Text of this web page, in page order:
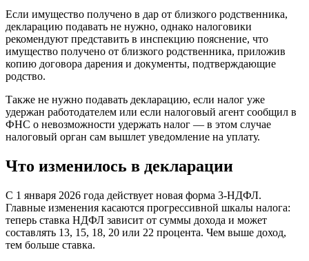
Если имущество получено в дар от близкого родственника,
декларацию подавать не нужно, однако налоговики
рекомендуют представить в инспекцию пояснение, что
имущество получено от близкого родственника, приложив
копию договора дарения и документы, подтверждающие
родство.
Также не нужно подавать декларацию, если налог уже
удержан работодателем или если налоговый агент сообщил в
ФНС о невозможности удержать налог — в этом случае
налоговый орган сам вышлет уведомление на уплату.
Что изменилось в декларации
С 1 января 2026 года действует новая форма 3-НДФЛ.
Главные изменения касаются прогрессивной шкалы налога:
теперь ставка НДФЛ зависит от суммы дохода и может
составлять 13, 15, 18, 20 или 22 процента. Чем выше доход,
тем больше ставка.